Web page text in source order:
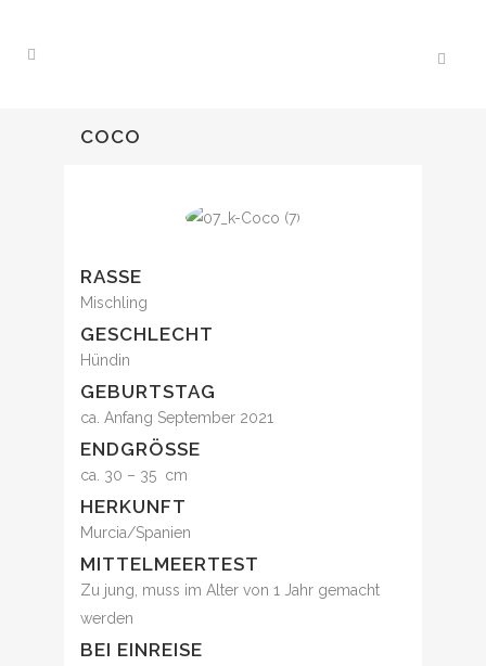
COCO
RASSE
Mischling
GESCHLECHT
Hündin
GEBURTSTAG
ca. Anfang September 2021
ENDGRÖSSE
ca. 30 – 35 cm
HERKUNFT
Murcia/Spanien
MITTELMEERTEST
Zu jung, muss im Alter von 1 Jahr gemacht
werden
BEI EINREISE